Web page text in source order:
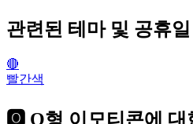
관련된 테마 및 공휴일
🔴
빨간색
🅾️ O형 이모티콘에 대